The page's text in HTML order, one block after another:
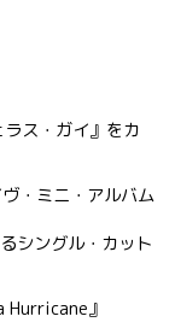
ス・ガイ』をカ
・ミニ・アルバム
シングル・カット
Hurricane』